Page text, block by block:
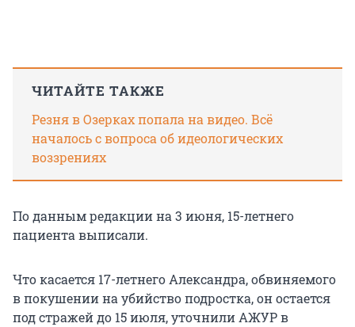
ЧИТАЙТЕ ТАКЖЕ
Резня в Озерках попала на видео. Всё
началось с вопроса об идеологических
воззрениях
По данным редакции на 3 июня, 15-летнего
пациента выписали.
Что касается 17-летнего Александра, обвиняемого
в покушении на убийство подростка, он остается
под стражей до 15 июля, уточнили АЖУР в